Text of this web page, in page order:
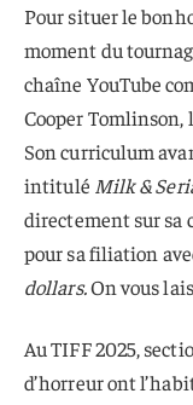
Pour situer le
moment du
chaîne YouTube
Cooper
Son curriculum
intitulé Milk &
directement sur sa
pour sa filiation
dollars.On vous
Au TIFF 2025,
d’horreur ont